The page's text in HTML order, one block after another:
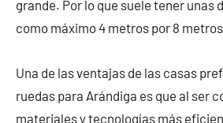
grande. Por lo que suele tener unas
como máximo 4 metros por 8
Una de las ventajas de las casas
ruedas para Arándiga es que al ser
materiales y tecnologías más